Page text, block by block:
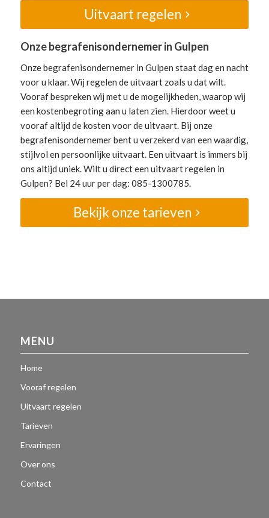
Uitvaart regelen
Onze begrafenisondernemer in Gulpen
Onze begrafenisondernemer in Gulpen staat dag en nacht
voor u klaar. Wij regelen de uitvaart zoals u dat wilt.
Vooraf bespreken wij met u de mogelijkheden, waarop wij
een kostenbegroting aan u laten zien. Hierdoor weet u
vooraf altijd de kosten voor de uitvaart. Bij onze
begrafenisondernemer bent u verzekerd van een waardig,
stijlvol en persoonlijke uitvaart. Een uitvaart is immers bij
ons altijd uniek. Wilt u direct een uitvaart regelen in
Gulpen? Bel 24 uur per dag: 085-1300785.
Bekijk onze tarieven
MENU
Home
Vooraf regelen
Uitvaart regelen
Tarieven
Ervaringen
Over ons
Contact